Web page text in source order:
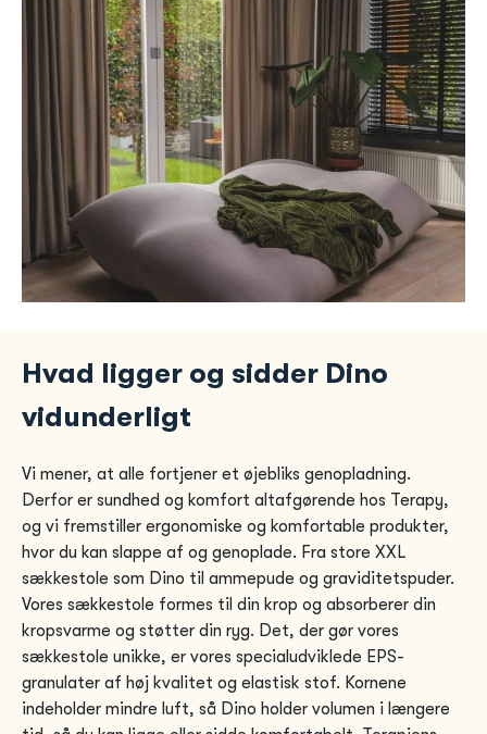
Hvad ligger og sidder Dino
vidunderligt
Vi mener, at alle fortjener et øjebliks genopladning.
Derfor er sundhed og komfort altafgørende hos Terapy,
og vi fremstiller ergonomiske og komfortable produkter,
hvor du kan slappe af og genoplade. Fra store XXL
sækkestole som Dino til ammepude og graviditetspuder.
Vores sækkestole formes til din krop og absorberer din
kropsvarme og støtter din ryg. Det, der gør vores
sækkestole unikke, er vores specialudviklede EPS-
granulater af høj kvalitet og elastisk stof. Kornene
indeholder mindre luft, så Dino holder volumen i længere